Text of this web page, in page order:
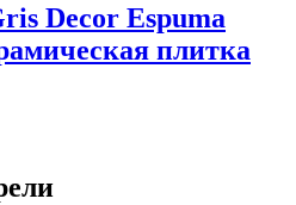
Decor Espuma
плитка